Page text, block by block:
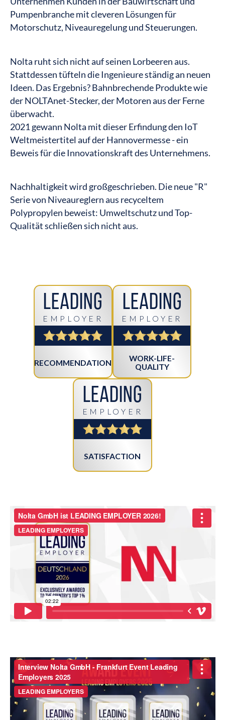
Pumpenbranche mit cleveren Lösungen für
Motorschutz, Niveauregelung und Steuerungen.
Nolta ruht sich nicht auf seinen Lorbeeren aus.
Stattdessen tüfteln die Ingenieure ständig an neuen
Ideen. Das Ergebnis? Bahnbrechende Produkte wie
der NOLTAnet-Stecker, der Motoren aus der Ferne
überwacht.
2021 gewann Nolta mit dieser Erfindung den IoT
Weltmeistertitel auf der Hannovermesse - ein
Beweis für die Innovationskraft des Unternehmens.
Nachhaltigkeit wird großgeschrieben. Die neue "R"
Serie von Niveaureglern aus recyceltem
Polypropylen beweist: Umweltschutz und Top-
Qualität schließen sich nicht aus.
Leading
EMPLOYER
RECOMMENDATION
Leading
EMPLOYER
WORK-LIFE-
QUALITY
Leading
EMPLOYER
SATISFACTION